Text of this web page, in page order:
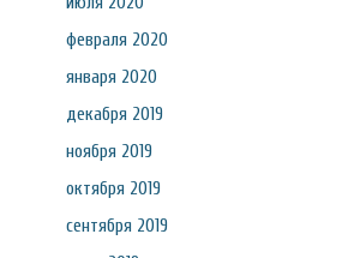
февраля 2020
января 2020
декабря 2019
ноября 2019
октября 2019
сентября 2019